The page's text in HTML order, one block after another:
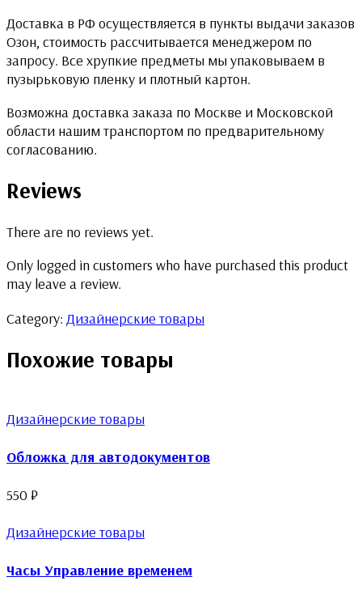
Доставка в РФ осуществляется в пункты выдачи заказов
Озон, стоимость рассчитывается менеджером по
запросу. Все хрупкие предметы мы упаковываем в
пузырьковую пленку и плотный картон.
Возможна доставка заказа по Москве и Московской
области нашим транспортом по предварительному
согласованию.
Reviews
There are no reviews yet.
Only logged in customers who have purchased this product
may leave a review.
Category: Дизайнерские товары
Похожие товары
Дизайнерские товары
Обложка для автодокументов
550 ₽
Дизайнерские товары
Часы Управление временем